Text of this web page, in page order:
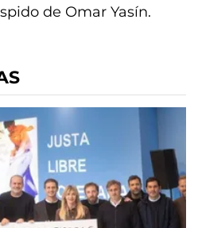
de Omar Yasín.